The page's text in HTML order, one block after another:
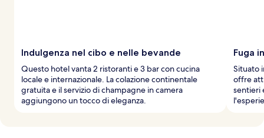
Indulgenza nel cibo e nelle bevande
Questo hotel vanta 2 ristoranti e 3 bar con cucina
locale e internazionale. La colazione continentale
gratuita e il servizio di champagne in camera
aggiungono un tocco di eleganza.
Fuga
Situato
offre
sentieri